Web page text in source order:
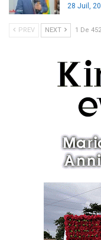
28 Juil,
PREV NEXT 1 De 452